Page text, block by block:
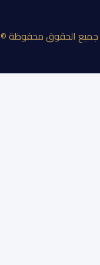
جميع الحقوق محفوظة © 2026 نادي الباطن السعودي